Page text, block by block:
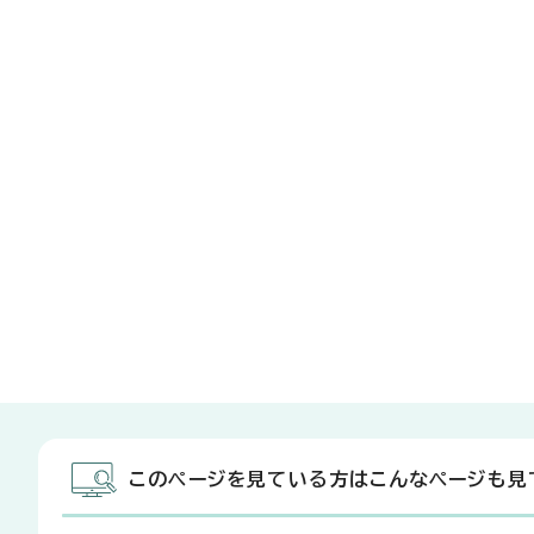
このページを見ている方はこんなページも見